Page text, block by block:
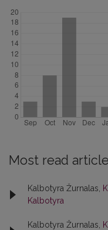
Most read
Kalbotyra Žurnalas,
Kalbotyra
Kalbotyra Žurnalas,